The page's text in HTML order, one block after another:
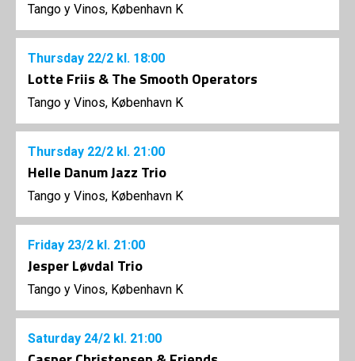
Tango y Vinos, København K
Thursday 22/2 kl. 18:00
Lotte Friis & The Smooth Operators
Tango y Vinos, København K
Thursday 22/2 kl. 21:00
Helle Danum Jazz Trio
Tango y Vinos, København K
Friday 23/2 kl. 21:00
Jesper Løvdal Trio
Tango y Vinos, København K
Saturday 24/2 kl. 21:00